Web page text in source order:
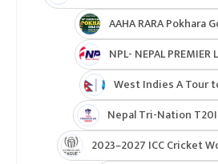
AAHA RARA Pokhara
NPL- NEPAL PREMIER
West Indies A Tour
Nepal Tri-Nation
2023–2027 ICC Cricket